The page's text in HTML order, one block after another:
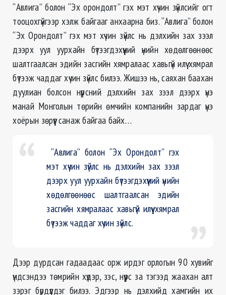
“Aвлига” болон “Эх орондолт” гэх мэт хүчин зүйлсийг огт
тооцохгүйгээр хэлж байгааг анхаарна биз. “Авлига” болон
“Эх Орондолт” гэх мэт хүчин зүйлс нь дэлхийн зах зээл
дээрх уул уурхайн бүтээгдэхүүний үнийн хөдөлгөөнөөс
шалтгаалсан эдийн засгийн хямралаас хавьгүй илүү хямрал
бүтээж чаддаг хүчин зүйлс билээ. Жишээ нь, саяхан баахан
дуулиан болсон нүүрсний дэлхийн зах зээл дээрх үнэ
манай Монголын төрийн өмчийн компанийн зардаг үнэ
хоёрын зөрүүг санаж байгаа байх…
“Авлига” болон “Эх Орондолт” гэх
мэт хүчин зүйлс нь дэлхийн зах зээл
дээрх уул уурхайн бүтээгдэхүүний үнийн
хөдөлгөөнөөс шалтгаалсан эдийн
засгийн хямралаас хавьгүй илүү хямрал
бүтээж чаддаг хүчин зүйлс.
Дээр дурдсан гадаадаас орж ирдэг орлогын 90 хувийг
үндсэндээ тѳмрийн хүдэр, зэс, нүүрс за тэгээд жаахан алт
зэрэг бүрдүүлдэг билээ. Эдгээр нь дэлхийд хамгийн их